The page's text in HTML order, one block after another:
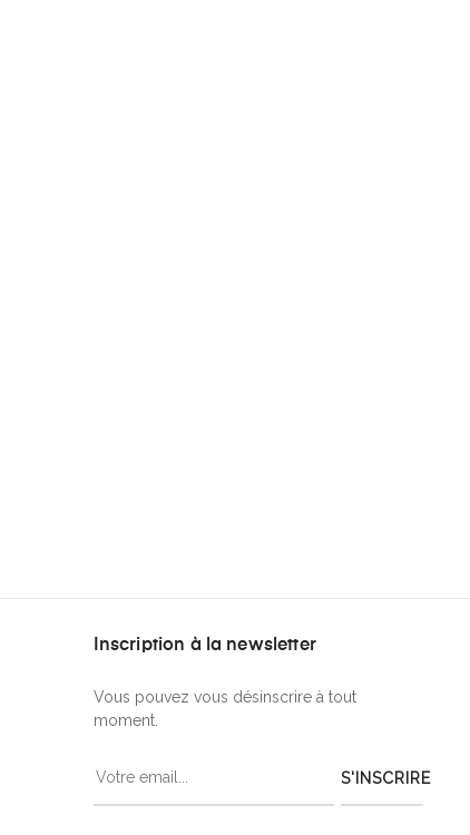
Inscription à la newsletter
Vous pouvez vous désinscrire à tout
moment.
S'INSCRIRE